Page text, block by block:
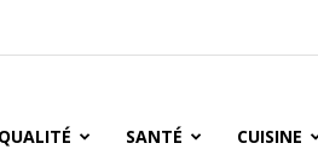
QUALITÉ SANTÉ CUISINE